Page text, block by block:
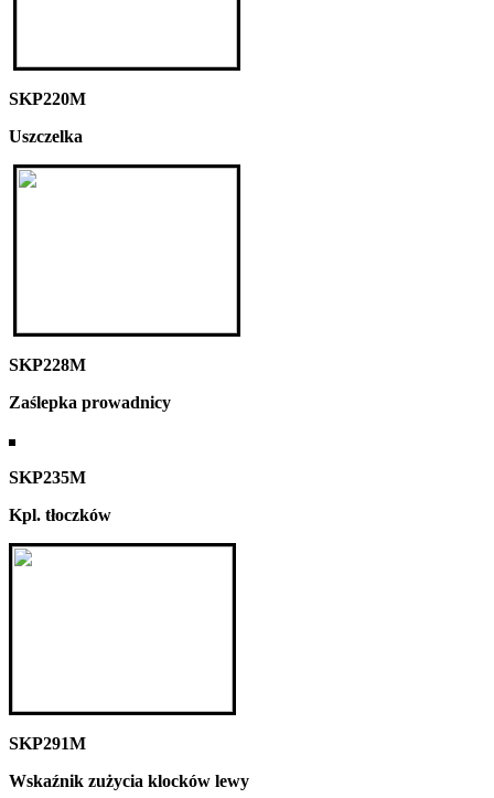
SKP220M
Uszczelka
SKP228M
Zaślepka prowadnicy
SKP235M
Kpl. tłoczków
SKP291M
Wskaźnik zużycia klocków lewy